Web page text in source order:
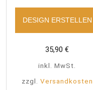
DESIGN ERSTELLEN
35,90€
inkl. MwSt.
zzgl. Versandkosten